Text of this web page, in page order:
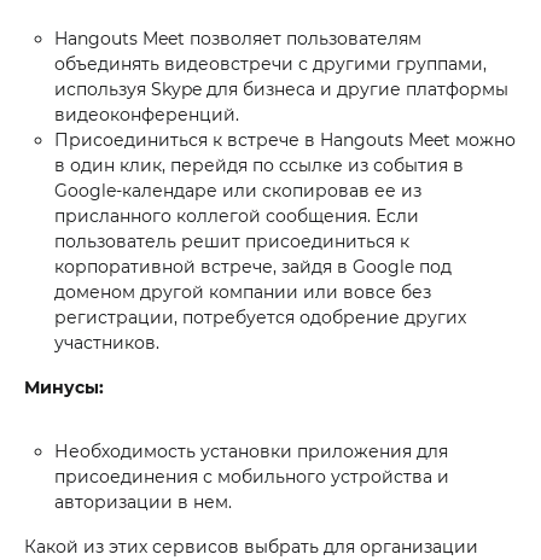
Hangouts Meet позволяет пользователям
объединять видеовстречи с другими группами,
используя Skype для бизнеса и другие платформы
видеоконференций.
Присоединиться к встрече в Hangouts Meet можно
в один клик, перейдя по ссылке из события в
Google-календаре или скопировав ее из
присланного коллегой сообщения. Если
пользователь решит присоединиться к
корпоративной встрече, зайдя в Google под
доменом другой компании или вовсе без
регистрации, потребуется одобрение других
участников.
Минусы:
Необходимость установки приложения для
присоединения с мобильного устройства и
авторизации в нем.
Какой из этих сервисов выбрать для организации